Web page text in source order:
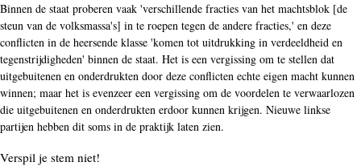
Binnen de staat proberen vaak 'verschillende fracties van het machtsblok [de
steun van de volksmassa's] in te roepen tegen de andere fracties,' en deze
conflicten in de heersende klasse 'komen tot uitdrukking in verdeeldheid en
tegenstrijdigheden' binnen de staat. Het is een vergissing om te stellen dat
uitgebuitenen en onderdrukten door deze conflicten echte eigen macht kunnen
winnen; maar het is evenzeer een vergissing om de voordelen te verwaarlozen
die uitgebuitenen en onderdrukten erdoor kunnen krijgen. Nieuwe linkse
partijen hebben dit soms in de praktijk laten zien.
Verspil je stem niet!